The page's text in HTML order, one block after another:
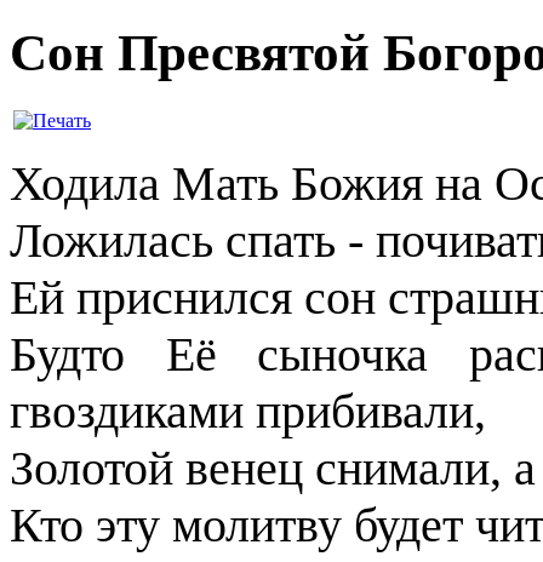
Сон Пресвятой
Ходила Мать Божия на
Ложилась спать -
Ей приснился сон
Будто Её сыночка
гвоздиками прибивали,
Золотой венец снимали,
Кто эту молитву будет